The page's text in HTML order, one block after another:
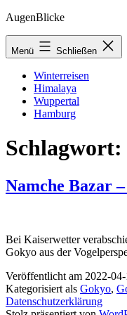
Zum
springen
AugenBlicke
Menü Schließen
Winterreisen
Himalaya
Wuppertal
Hamburg
Schlagwort:
Namche Bazar
Bei Kaiserwetter
Gokyo aus der
Veröffentlicht am 2022-
Kategorisiert als Gokyo,
Datenschutzerklärung